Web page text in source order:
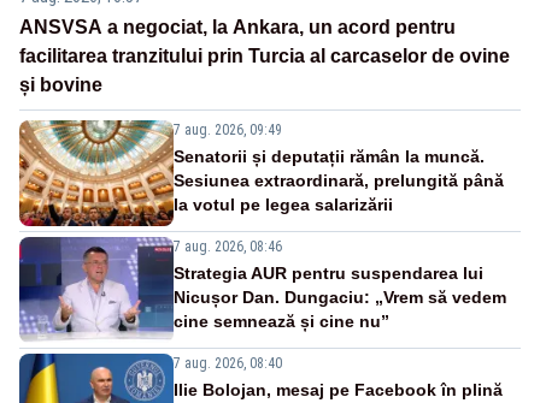
ANSVSA a negociat, la Ankara, un acord pentru
facilitarea tranzitului prin Turcia al carcaselor de ovine
și bovine
7 aug. 2026, 09:49
Senatorii și deputații rămân la muncă.
Sesiunea extraordinară, prelungită până
la votul pe legea salarizării
7 aug. 2026, 08:46
Strategia AUR pentru suspendarea lui
Nicușor Dan. Dungaciu: „Vrem să vedem
cine semnează și cine nu”
7 aug. 2026, 08:40
Ilie Bolojan, mesaj pe Facebook în plină